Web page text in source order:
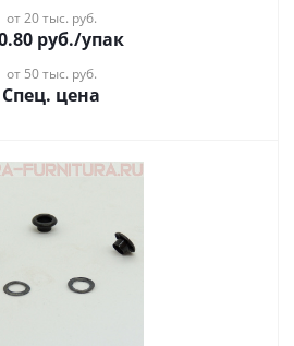
от 20 тыс. руб.
руб./упак
от 50 тыс. руб.
Спец. цена